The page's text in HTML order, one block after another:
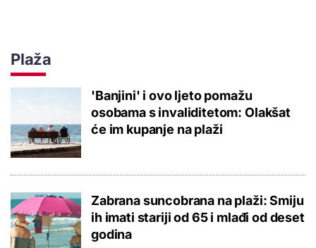
Plaža
'Banjini' i ovo ljeto pomažu
osobama s invaliditetom: Olakšat
će im kupanje na plaži
Zabrana suncobrana na plaži: Smiju
ih imati stariji od 65 i mlađi od deset
godina